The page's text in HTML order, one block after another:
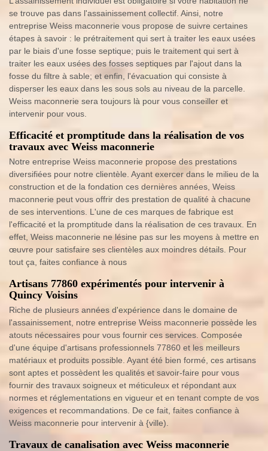
se trouve pas dans l'assainissement collectif. Ainsi, notre
entreprise Weiss maconnerie vous propose de suivre certaines
étapes à savoir : le prétraitement qui sert à traiter les eaux usées
par le biais d'une fosse septique; puis le traitement qui sert à
traiter les eaux usées des fosses septiques par l'ajout dans la
fosse du filtre à sable; et enfin, l'évacuation qui consiste à
disperser les eaux dans les sous sols au niveau de la parcelle.
Weiss maconnerie sera toujours là pour vous conseiller et
intervenir pour vous.
Efficacité et promptitude dans la réalisation de vos
travaux avec Weiss maconnerie
Notre entreprise Weiss maconnerie propose des prestations
diversifiées pour notre clientèle. Ayant exercer dans le milieu de la
construction et de la fondation ces dernières années, Weiss
maconnerie peut vous offrir des prestation de qualité à chacune
de ses interventions. L'une de ces marques de fabrique est
l'efficacité et la promptitude dans la réalisation de ces travaux. En
effet, Weiss maconnerie ne lésine pas sur les moyens à mettre en
œuvre pour satisfaire ses clientèles aux moindres détails. Pour
tout ça, faites confiance à nous
Artisans 77860 expérimentés pour intervenir à
Quincy Voisins
Riche de plusieurs années d'expérience dans le domaine de
l'assainissement, notre entreprise Weiss maconnerie possède les
atouts nécessaires pour vous fournir ces services. Composée
d'une équipe d'artisans professionnels 77860 et les meilleurs
matériaux et produits possible. Ayant été bien formé, ces artisans
sont aptes et possèdent les qualités et savoir-faire pour vous
fournir des travaux soigneux et méticuleux et répondant aux
normes et réglementations en vigueur et en tenant compte de vos
exigences et recommandations. De ce fait, faites confiance à
Weiss maconnerie pour intervenir à {ville).
Travaux de canalisation avec Weiss maconnerie